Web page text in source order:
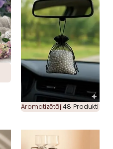
Aromatizētāji48 Produkti